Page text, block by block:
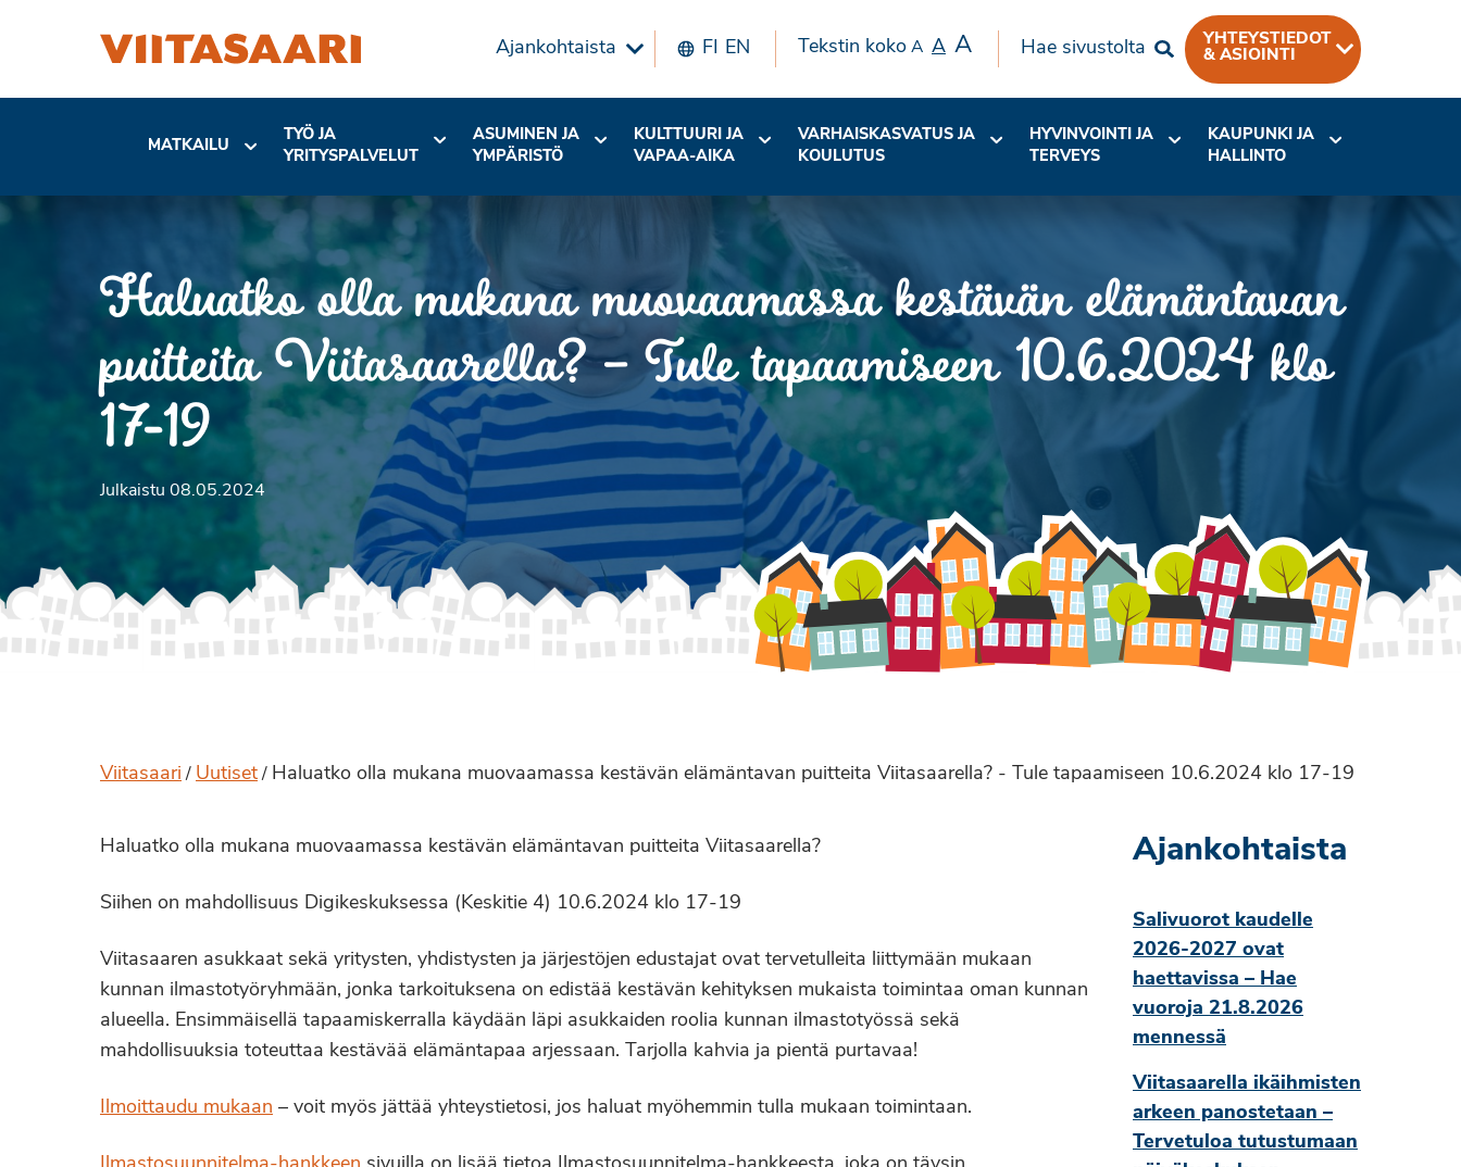
Ajankohtaista FI EN Tekstin koko A A A Hae sivustolta
YHTEYSTIEDOT
& ASIOINTI
MATKAILU
TYÖ JA
YRITYSPALVELUT
ASUMINEN JA
YMPÄRISTÖ
KULTTUURI JA
VAPAA-AIKA
VARHAISKASVATUS JA
KOULUTUS
HYVINVOINTI JA
TERVEYS
KAUPUNKI JA
HALLINTO
Haluatko olla mukana muovaamassa kestävän elämäntavan
puitteita Viitasaarella? – Tule tapaamiseen 10.6.2024 klo
17-19
Julkaistu 08.05.2024
Viitasaari / Uutiset / Haluatko olla mukana muovaamassa kestävän elämäntavan puitteita Viitasaarella? - Tule tapaamiseen 10.6.2024 klo 17-19
Haluatko olla mukana muovaamassa kestävän elämäntavan puitteita Viitasaarella?
Siihen on mahdollisuus Digikeskuksessa (Keskitie 4) 10.6.2024 klo 17-19
Viitasaaren asukkaat sekä yritysten, yhdistysten ja järjestöjen edustajat ovat tervetulleita liittymään mukaan
kunnan ilmastotyöryhmään, jonka tarkoituksena on edistää kestävän kehityksen mukaista toimintaa oman kunnan
alueella. Ensimmäisellä tapaamiskerralla käydään läpi asukkaiden roolia kunnan ilmastotyössä sekä
mahdollisuuksia toteuttaa kestävää elämäntapaa arjessaan. Tarjolla kahvia ja pientä purtavaa!
Ilmoittaudu mukaan – voit myös jättää yhteystietosi, jos haluat myöhemmin tulla mukaan toimintaan.
Ajankohtaista
Salivuorot kaudelle
2026-2027 ovat
haettavissa – Hae
vuoroja 21.8.2026
mennessä
Viitasaarella ikäihmisten
arkeen panostetaan –
Tervetuloa tutustumaan